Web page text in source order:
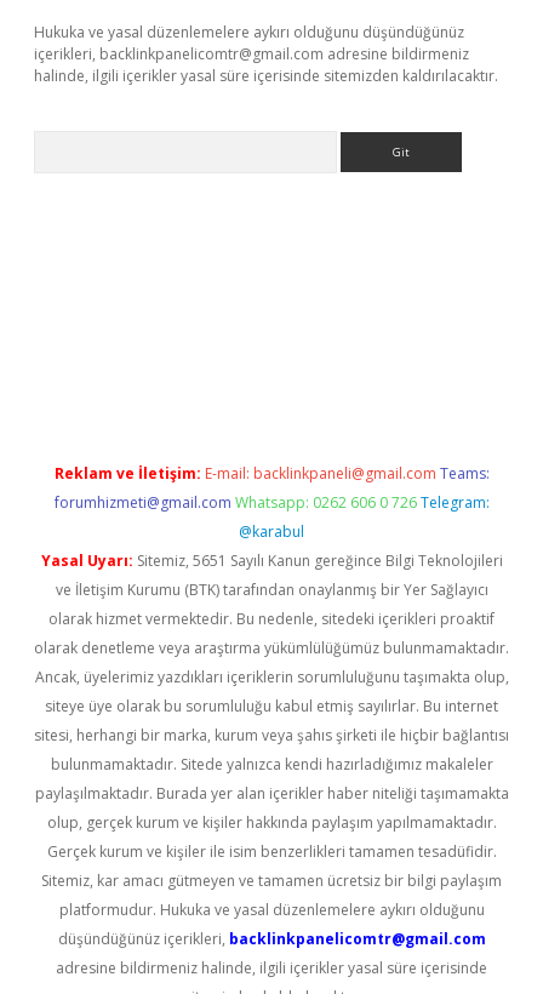
Hukuka ve yasal düzenlemelere aykırı olduğunu düşündüğünüz
içerikleri, backlinkpanelicomtr@gmail.com adresine bildirmeniz
halinde, ilgili içerikler yasal süre içerisinde sitemizden kaldırılacaktır.
Reklam ve İletişim: E-mail: backlinkpaneli@gmail.com Teams:
forumhizmeti@gmail.com Whatsapp: 0262 606 0 726 Telegram:
@karabul
Yasal Uyarı: Sitemiz, 5651 Sayılı Kanun gereğince Bilgi Teknolojileri
ve İletişim Kurumu (BTK) tarafından onaylanmış bir Yer Sağlayıcı
olarak hizmet vermektedir. Bu nedenle, sitedeki içerikleri proaktif
olarak denetleme veya araştırma yükümlülüğümüz bulunmamaktadır.
Ancak, üyelerimiz yazdıkları içeriklerin sorumluluğunu taşımakta olup,
siteye üye olarak bu sorumluluğu kabul etmiş sayılırlar. Bu internet
sitesi, herhangi bir marka, kurum veya şahıs şirketi ile hiçbir bağlantısı
bulunmamaktadır. Sitede yalnızca kendi hazırladığımız makaleler
paylaşılmaktadır. Burada yer alan içerikler haber niteliği taşımamakta
olup, gerçek kurum ve kişiler hakkında paylaşım yapılmamaktadır.
Gerçek kurum ve kişiler ile isim benzerlikleri tamamen tesadüfidir.
Sitemiz, kar amacı gütmeyen ve tamamen ücretsiz bir bilgi paylaşım
platformudur. Hukuka ve yasal düzenlemelere aykırı olduğunu
düşündüğünüz içerikleri, backlinkpanelicomtr@gmail.com
adresine bildirmeniz halinde, ilgili içerikler yasal süre içerisinde